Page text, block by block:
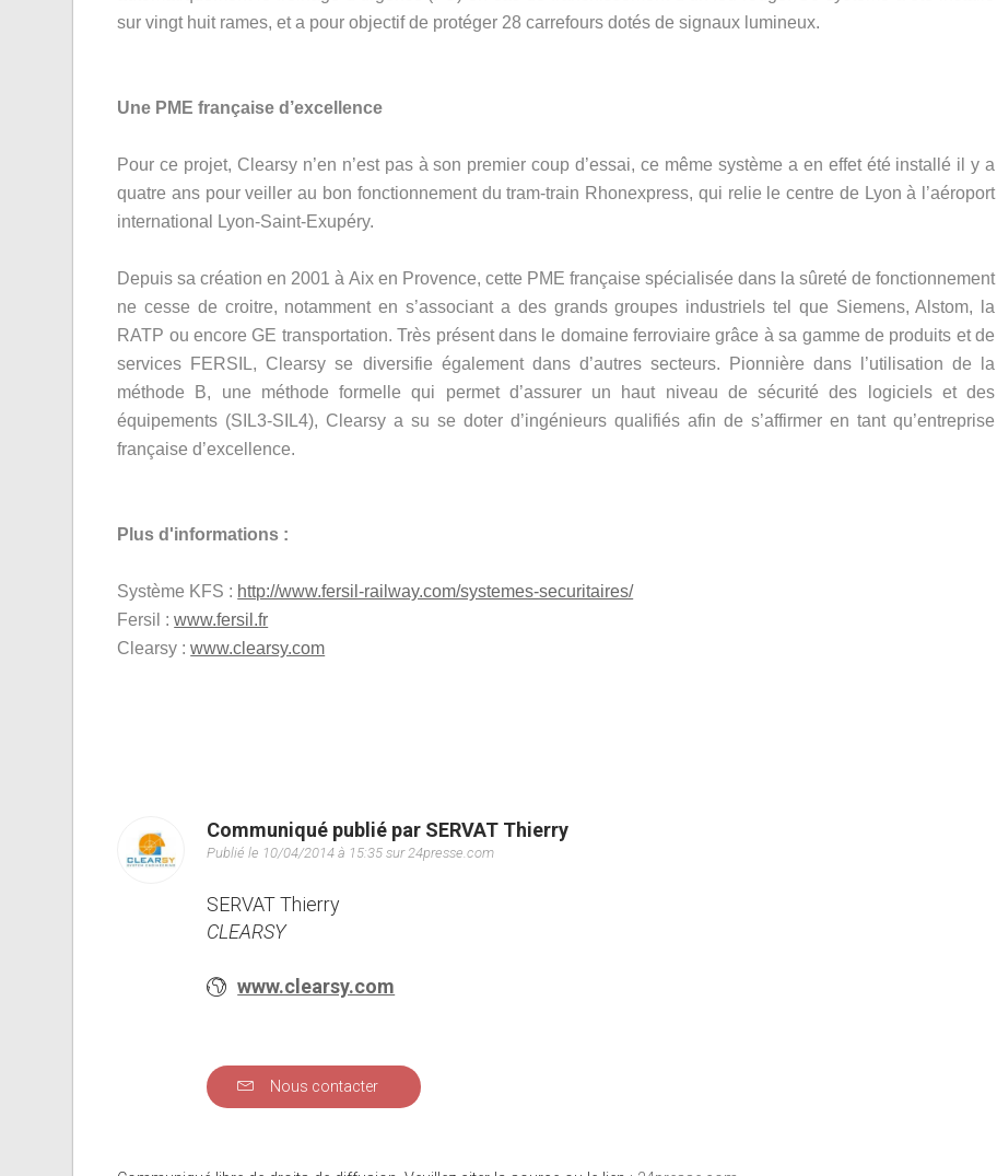
sur vingt huit rames, et a pour objectif de protéger 28 carrefours dotés de signaux lumineux.
Une PME française d’excellence
Pour ce projet, Clearsy n’en n’est pas à son premier coup d’essai, ce même système a en effet été installé il y a
quatre ans pour veiller au bon fonctionnement du tram-train Rhonexpress, qui relie le centre de Lyon à l’aéroport
international Lyon-Saint-Exupéry.
Depuis sa création en 2001 à Aix en Provence, cette PME française spécialisée dans la sûreté de fonctionnement
ne cesse de croitre, notamment en s’associant a des grands groupes industriels tel que Siemens, Alstom, la
RATP ou encore GE transportation. Très présent dans le domaine ferroviaire grâce à sa gamme de produits et de
services FERSIL, Clearsy se diversifie également dans d’autres secteurs. Pionnière dans l’utilisation de la
méthode B, une méthode formelle qui permet d’assurer un haut niveau de sécurité des logiciels et des
équipements (SIL3-SIL4), Clearsy a su se doter d’ingénieurs qualifiés afin de s’affirmer en tant qu’entreprise
française d’excellence.
Plus d'informations :
Système KFS : http://www.fersil-railway.com/systemes-securitaires/
Fersil :www.fersil.fr
Clearsy :www.clearsy.com
Communiqué publié par SERVAT Thierry
Publié le 10/04/2014 à 15:35 sur 24presse.com
SERVAT Thierry
CLEARSY
www.clearsy.com
Nous contacter